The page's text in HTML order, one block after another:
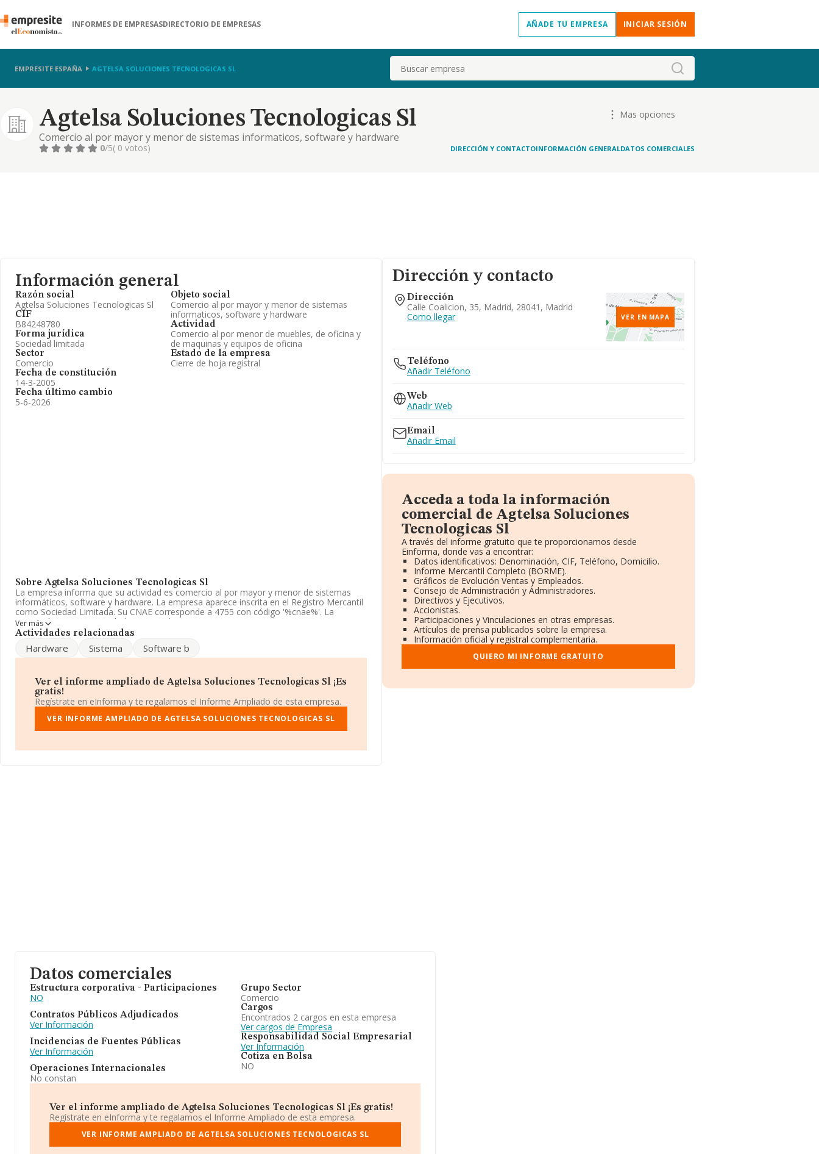
INFORMES DE EMPRESASDIRECTORIO DE EMPRESAS AÑADE TU EMPRESA INICIAR SESIÓN
EMPRESITE ESPAÑA AGTELSA SOLUCIONES TECNOLOGICAS SL Buscar
Agtelsa Soluciones Tecnologicas Sl
Comercio al por mayor y menor de sistemas informaticos, software y hardware
Mas opciones
0/5( 0 votos) DIRECCIÓN Y CONTACTOINFORMACIÓN GENERALDATOS COMERCIALES
Información general
Razón social
Agtelsa Soluciones Tecnologicas Sl
CIF
B84248780
Forma jurídica
Sociedad limitada
Sector
Comercio
Fecha de constitución
14-3-2005
Fecha último cambio
5-6-2026
Objeto social
Comercio al por mayor y menor de sistemas
informaticos, software y hardware
Actividad
Comercio al por menor de muebles, de oficina y
de maquinas y equipos de oficina
Estado de la empresa
Cierre de hoja registral
Sobre Agtelsa Soluciones Tecnologicas Sl
La empresa informa que su actividad es comercio al por mayor y menor de sistemas
informáticos, software y hardware. La empresa aparece inscrita en el Registro Mercantil
como Sociedad Limitada. Su CNAE corresponde a 4755 con código '%cnae%'. La
compañía no tiene actividad en mercados exteriores.
encuentra en Calle Coalicion núm. 35, (28041), en el municipio de Madrid, Madrid.
facturación en el ámbito nacional alcanza los 8.191 millones de euros y la media de
facturación de ventas entre todas las compañías alcanza los 320 mil euros. En cuanto a
la información relativa a la provincia de Madrid, en la base de datos INFORMA constan
4630 empresas, con ventas de hasta 2.992 millones de euros. Por último, con el fin de
ampliar la información relativa al ámbito de la empresa, la media de empleados es de 2;
la antigüedad desde la constitución es de 21 años.
Ver más
Actividades relacionadas
Hardware Sistema Software b
Ver el informe ampliado de Agtelsa Soluciones Tecnologicas Sl ¡Es
gratis!
Regístrate en eInforma y te regalamos el Informe Ampliado de esta empresa.
VER INFORME AMPLIADO DE AGTELSA SOLUCIONES TECNOLOGICAS SL
Dirección y contacto
Dirección
Calle Coalicion, 35, Madrid, 28041, Madrid
Como llegar
VER EN MAPA
Teléfono
Añadir Teléfono
Web
Añadir Web
Email
Añadir Email
Acceda a toda la información
comercial de Agtelsa Soluciones
Tecnologicas Sl
A través del informe gratuito que te proporcionamos desde
Einforma, donde vas a encontrar:
Datos identificativos: Denominación, CIF, Teléfono, Domicilio.
Informe Mercantil Completo (BORME).
Gráficos de Evolución Ventas y Empleados.
Consejo de Administración y Administradores.
Directivos y Ejecutivos.
Accionistas.
Participaciones y Vinculaciones en otras empresas.
Artículos de prensa publicados sobre la empresa.
Información oficial y registral complementaria.
QUIERO MI INFORME GRATUITO
Datos comerciales
Estructura corporativa - Participaciones
NO
Contratos Públicos Adjudicados
Ver Información
Incidencias de Fuentes Públicas
Ver Información
Operaciones Internacionales
No constan
Grupo Sector
Comercio
Cargos
Encontrados 2 cargos en esta empresa
Ver cargos de Empresa
Responsabilidad Social Empresarial
Ver Información
Cotiza en Bolsa
NO
Ver el informe ampliado de Agtelsa Soluciones Tecnologicas Sl ¡Es gratis!
Regístrate en eInforma y te regalamos el Informe Ampliado de esta empresa.
VER INFORME AMPLIADO DE AGTELSA SOLUCIONES TECNOLOGICAS SL